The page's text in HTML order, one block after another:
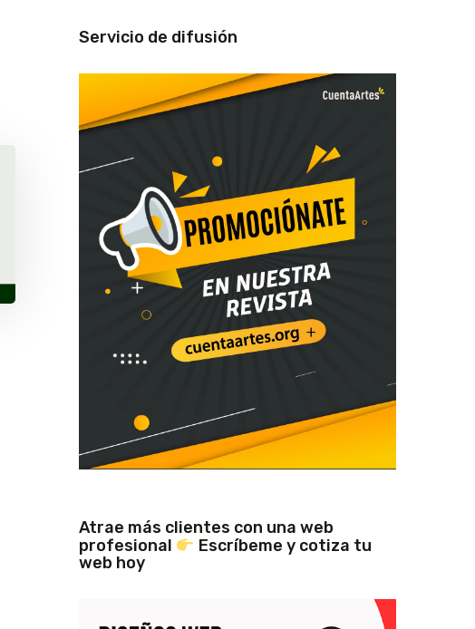
Servicio de difusión
Atrae más clientes con una web
profesional
Escríbeme y cotiza tu
web hoy